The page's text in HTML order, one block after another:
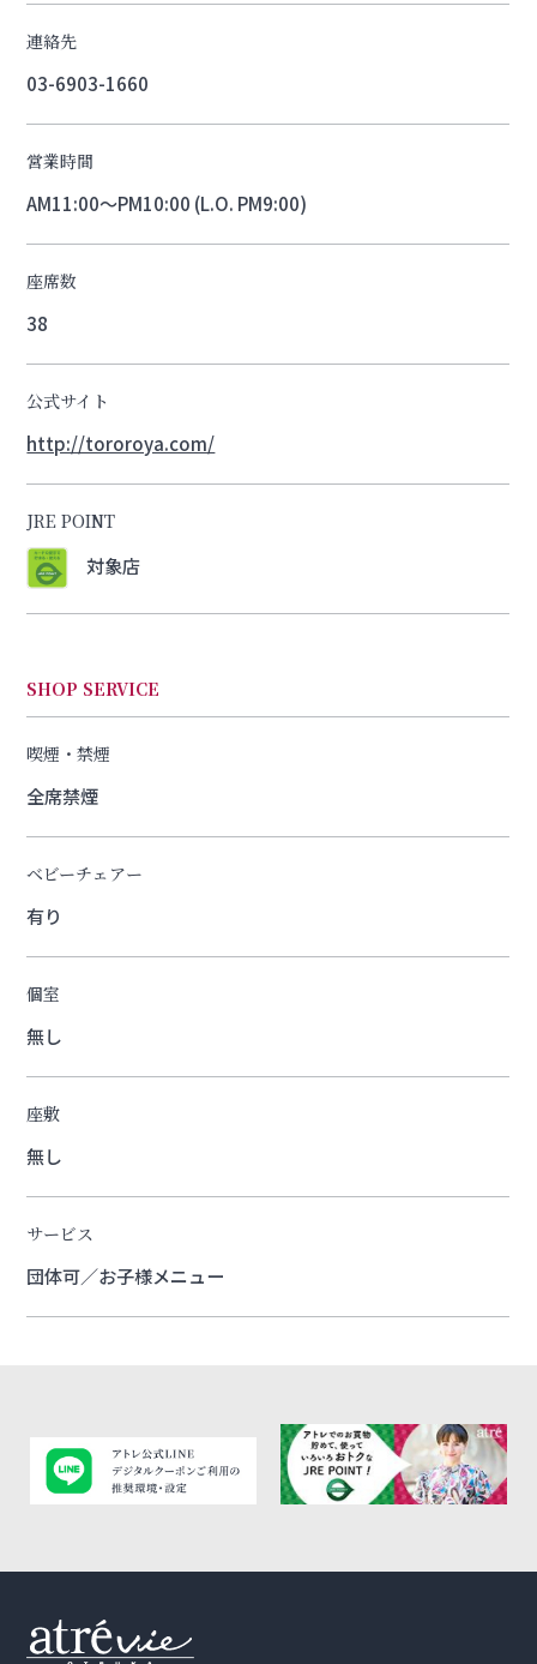
連絡先
03-6903-1660
営業時間
AM11:00～PM10:00 (L.O. PM9:00)
座席数
38
公式サイト
http://tororoya.com/
JRE POINT
対象店
SHOP SERVICE
喫煙・禁煙
全席禁煙
ベビーチェアー
有り
個室
無し
座敷
無し
サービス
団体可／お子様メニュー